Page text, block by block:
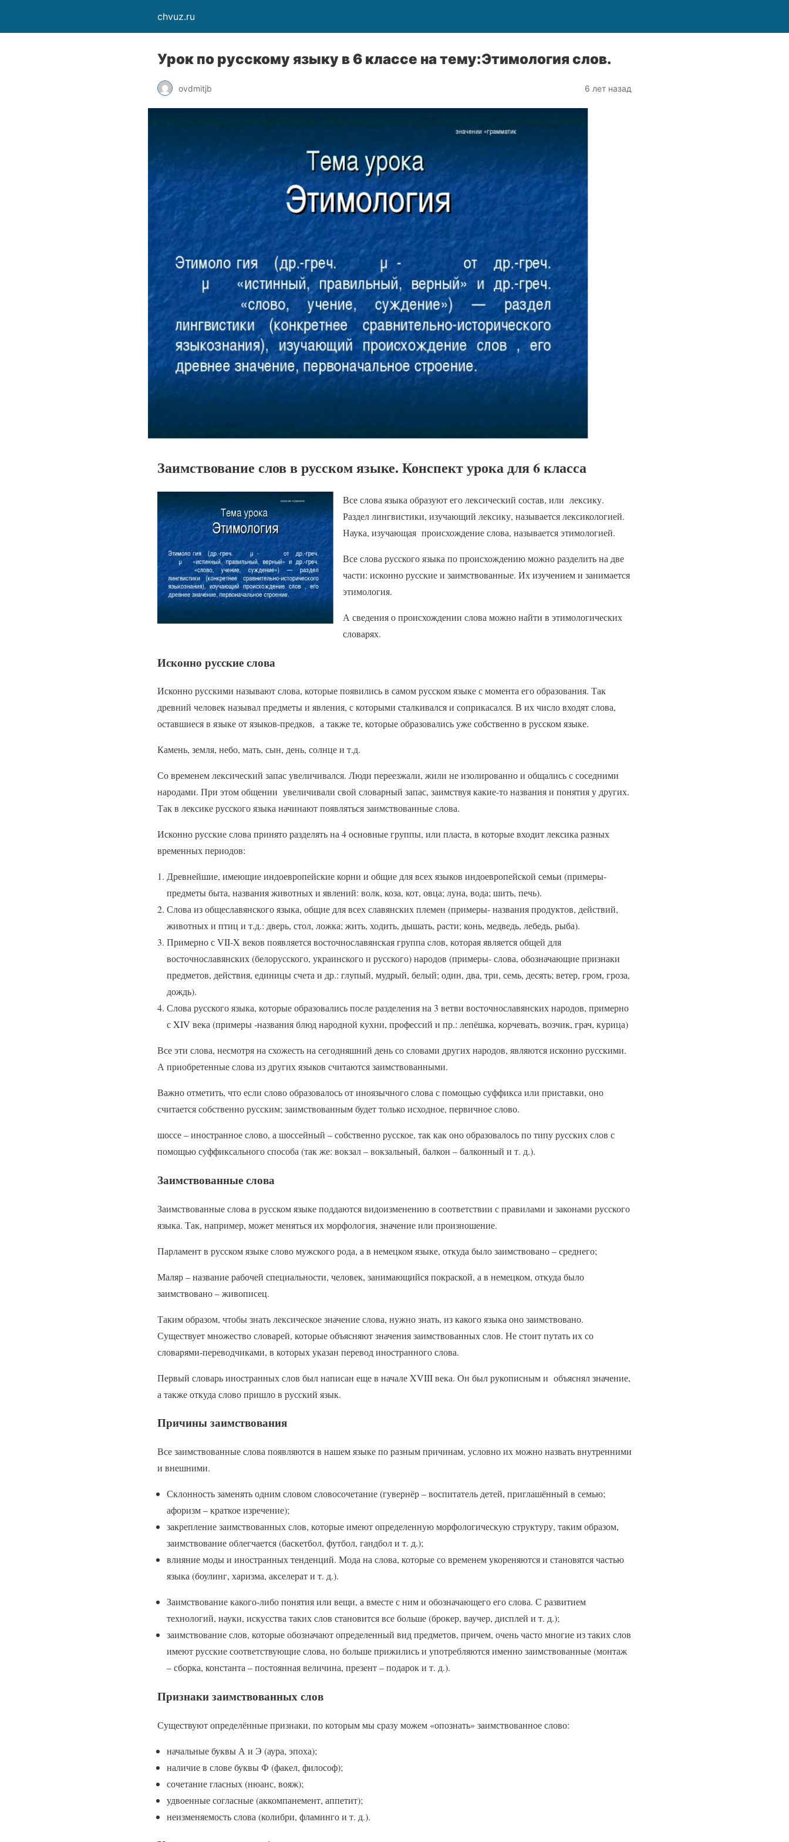
chvuz.ru
Урок по русскому языку в 6 классе на тему:Этимология слов.
ovdmitjb 6 лет назад
Заимствование слов в русском языке. Конспект урока для 6 класса
Все слова языка образуют его лексический состав, или лексику.
Раздел лингвистики, изучающий лексику, называется лексикологией.
Наука, изучающая происхождение слова, называется этимологией.
Все слова русского языка по происхождению можно разделить на две
части: исконно русские и заимствованные. Их изучением и занимается
этимология.
А сведения о происхождении слова можно найти в этимологических
словарях.
Исконно русские слова
Исконно русскими называют слова, которые появились в самом русском языке с момента его образования. Так
древний человек называл предметы и явления, с которыми сталкивался и соприкасался. В их число входят слова,
оставшиеся в языке от языков-предков, а также те, которые образовались уже собственно в русском языке.
Камень, земля, небо, мать, сын, день, солнце и т.д.
Со временем лексический запас увеличивался. Люди переезжали, жили не изолированно и общались с соседними
народами. При этом общении увеличивали свой словарный запас, заимствуя какие-то названия и понятия у других.
Так в лексике русского языка начинают появляться заимствованные слова.
Исконно русские слова принято разделять на 4 основные группы, или пласта, в которые входит лексика разных
временных периодов:
Древнейшие, имеющие индоевропейские корни и общие для всех языков индоевропейской семьи (примеры-
предметы быта, названия животных и явлений: волк, коза, кот, овца; луна, вода; шить, печь).
Слова из общеславянского языка, общие для всех славянских племен (примеры- названия продуктов, действий,
животных и птиц и т.д.: дверь, стол, ложка; жить, ходить, дышать, расти; конь, медведь, лебедь, рыба).
Примерно с VII-X веков появляется восточнославянская группа cлов, которая является общей для
восточнославянских (белорусского, украинского и русского) народов (примеры- слова, обозначающие признаки
предметов, действия, единицы счета и др.: глупый, мудрый, белый; один, два, три, семь, десять; ветер, гром, гроза,
дождь).
Слова русского языка, которые образовались после разделения на 3 ветви восточнославянских народов, примерно
с XIV века (примеры -названия блюд народной кухни, профессий и пр.: лепёшка, корчевать, возчик, грач, курица)
Все эти слова, несмотря на схожесть на сегодняшний день со словами других народов, являются исконно русскими.
А приобретенные слова из других языков считаются заимствованными.
Важно отметить, что если слово образовалось от иноязычного слова с помощью суффикса или приставки, оно
считается собственно русским; заимствованным будет только исходное, первичное слово.
шоссе – иностранное слово, а шоссейный – собственно русское, так как оно образовалось по типу русских слов с
помощью суффиксального способа (так же: вокзал – вокзальный, балкон – балконный и т. д.).
Заимствованные слова
Заимствованные слова в русском языке поддаются видоизменению в соответствии с правилами и законами русского
языка. Так, например, может меняться их морфология, значение или произношение.
Парламент в русском языке слово мужского рода, а в немецком языке, откуда было заимствовано – среднего;
Маляр – название рабочей специальности, человек, занимающийся покраской, а в немецком, откуда было
заимствовано – живописец.
Таким образом, чтобы знать лексическое значение слова, нужно знать, из какого языка оно заимствовано.
Существует множество словарей, которые объясняют значения заимствованных слов. Не стоит путать их со
словарями-переводчиками, в которых указан перевод иностранного слова.
Первый словарь иностранных слов был написан еще в начале XVIII века. Он был рукописным и объяснял значение,
а также откуда слово пришло в русский язык.
Причины заимствования
Все заимствованные слова появляются в нашем языке по разным причинам, условно их можно назвать внутренними
и внешними.
Склонность заменять одним словом словосочетание (гувернёр – воспитатель детей, приглашённый в семью;
афоризм – краткое изречение);
закрепление заимствованных слов, которые имеют определенную морфологическую структуру, таким образом,
заимствование облегчается (баскетбол, футбол, гандбол и т. д.);
влияние моды и иностранных тенденций. Мода на слова, которые со временем укореняются и становятся частью
языка (боулинг, харизма, акселерат и т. д.).
Заимствование какого-либо понятия или вещи, а вместе с ним и обозначающего его слова. С развитием
технологий, науки, искусства таких слов становится все больше (брокер, ваучер, дисплей и т. д.);
заимствование слов, которые обозначают определенный вид предметов, причем, очень часто многие из таких слов
имеют русские соответствующие слова, но больше прижились и употребляются именно заимствованные (монтаж
– сборка, константа – постоянная величина, презент – подарок и т. д.).
Признаки заимствованных слов
Существуют определённые признаки, по которым мы сразу можем «опознать» заимствованное слово:
начальные буквы А и Э (аура, эпоха);
наличие в слове буквы Ф (факел, философ);
сочетание гласных (нюанс, вояж);
удвоенные согласные (аккомпанемент, аппетит);
неизменяемость слова (колибри, фламинго и т. д.).